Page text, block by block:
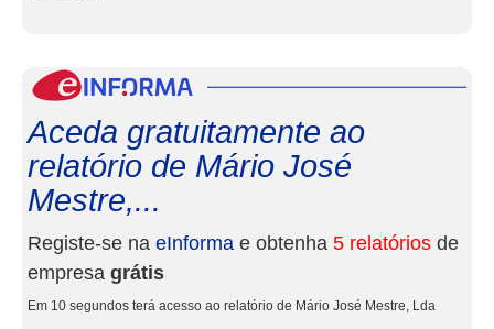
Aceda gratuitamente ao
relatório de Mário José
Mestre,...
Registe-se na eInforma e obtenha 5 relatórios de
empresa grátis
Em 10 segundos terá acesso ao relatório de Mário José Mestre, Lda